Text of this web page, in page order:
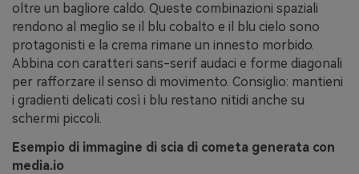
oltre un bagliore caldo. Queste combinazioni spaziali
rendono al meglio se il blu cobalto e il blu cielo sono
protagonisti e la crema rimane un innesto morbido.
Abbina con caratteri sans-serif audaci e forme diagonali
per rafforzare il senso di movimento. Consiglio: mantieni
i gradienti delicati così i blu restano nitidi anche su
schermi piccoli.
Esempio di immagine di scia di cometa generata con
media.io